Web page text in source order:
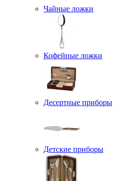
Чайные ложки
Кофейные ложки
Десертные приборы
Детские приборы